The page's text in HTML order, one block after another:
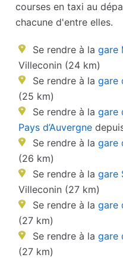
courses en taxi au
chacune d'entre elles.
Se rendre à la gare
Villeconin (24 km)
Se rendre à la gare
(25 km)
Se rendre à la gare
Pays d’Auvergne
Se rendre à la gare
(26 km)
Se rendre à la gare
Villeconin (27 km)
Se rendre à la gare
(27 km)
Se rendre à la gare
(27 km)